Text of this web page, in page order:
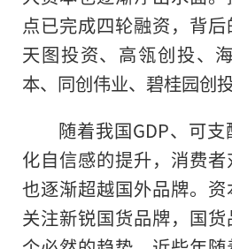
点已完成四轮融资，背
天图投资、高瓴创投、
本、同创伟业、碧桂园创
随着我国GDP、可
化自信感的提升，消费
也逐渐超越国外品牌。
关注新锐国货品牌，国